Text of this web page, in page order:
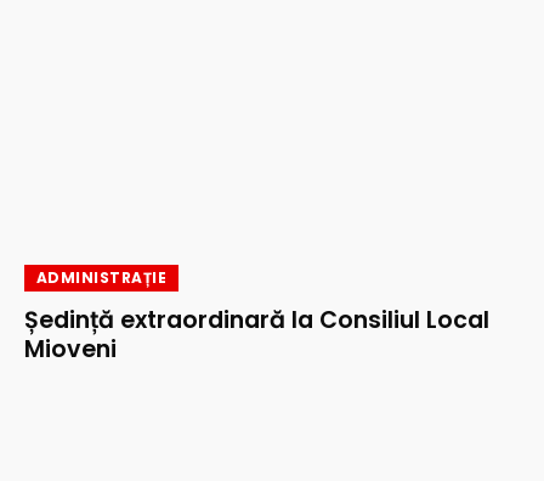
ADMINISTRAȚIE
Ședință extraordinară la Consiliul Local
Mioveni